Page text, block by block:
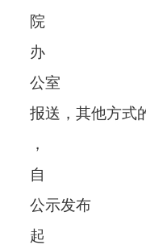
院
办
公室
报送，其他方式
，
自
公示发布
起